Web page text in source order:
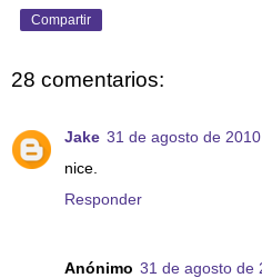
Compartir
28 comentarios:
Jake 31 de agosto de
nice.
Responder
Anónimo 31 de agosto de